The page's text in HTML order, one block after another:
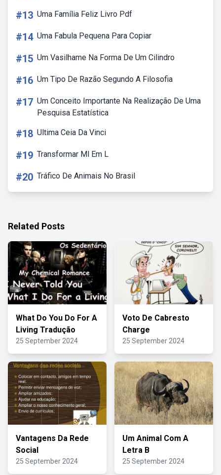
#13 Uma Família Feliz Livro Pdf
#14 Uma Fabula Pequena Para Copiar
#15 Um Vasilhame Na Forma De Um Cilindro
#16 Um Tipo De Razão Segundo A Filosofia
#17 Um Conceito Importante Na Realização De Uma
Pesquisa Estatística
#18 Ultima Ceia Da Vinci
#19 Transformar Ml Em L
#20 Tráfico De Animais No Brasil
Related Posts
What Do You Do For A
Living Tradução
25 September 2024
Voto De Cabresto
Charge
25 September 2024
Vantagens Da Rede
Social
25 September 2024
Um Animal Com A
Letra B
25 September 2024